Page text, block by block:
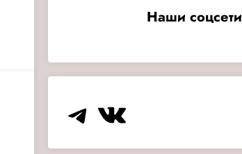
Наши соцсети
Telegram
VK